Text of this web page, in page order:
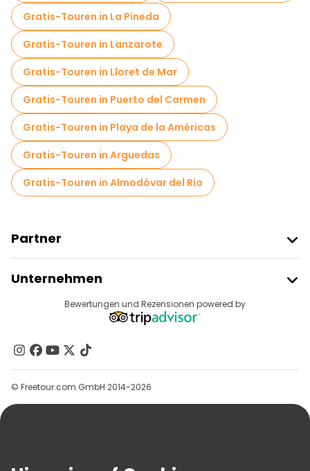
Gratis-Touren in La Pineda
Gratis-Touren in Lanzarote
Gratis-Touren in Lloret de Mar
Gratis-Touren in Puerto del Carmen
Gratis-Touren in Playa de la Américas
Gratis-Touren in Arguedas
Gratis-Touren in Almodóvar del Río
Partner
Anbieter-Anmeldung
Affiliate-Programm
Unternehmen
Reiseziele
Kontakt
Gruppen
Hilfe
Bewertungen und Rezensionen powered by
© Freetour.com GmbH 2014-2026